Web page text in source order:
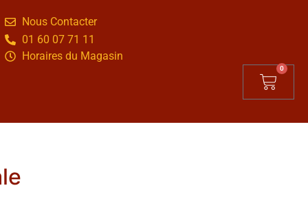
Nous Contacter
01 60 07 71 11
Horaires du Magasin
0